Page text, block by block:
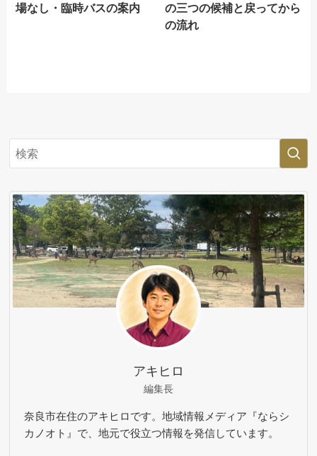
場なし・臨時バスの案内
の三つの候補と戻ってから
の流れ
アキヒロ
編集長
奈良市在住のアキヒロです。地域情報メディア『ならシ
カノオト』で、地元で役立つ情報を発信しています。